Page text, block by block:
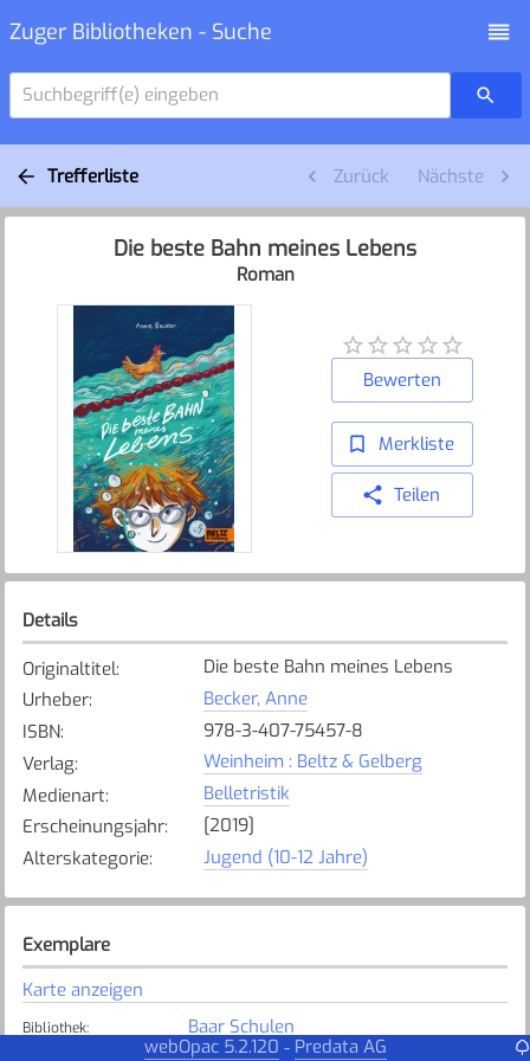
Zuger Bibliotheken - Suche
Suchbegriff(e) eingeben
Trefferliste Zurück Nächste
Die beste Bahn meines Lebens
Roman
Bewerten
Merkliste
Teilen
Details
Originaltitel:
Die beste Bahn meines Lebens
Urheber:
Becker, Anne
ISBN:
978-3-407-75457-8
Verlag:
Weinheim : Beltz & Gelberg
Medienart:
Belletristik
Erscheinungsjahr:
[2019]
Alterskategorie: Jugend (10-12 Jahre)
Exemplare
Karte anzeigen
Bibliothek: Baar Schulen
Verfügbar
webOpac 5.2.120 - Predata AG